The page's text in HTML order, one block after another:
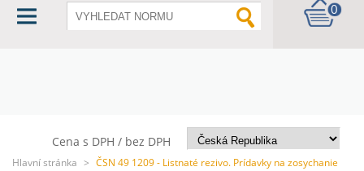
0
Cena s DPH / bez DPH
Hlavní stránka > ČSN 49 1209 - Listnaté rezivo. Prídavky na zosychanie